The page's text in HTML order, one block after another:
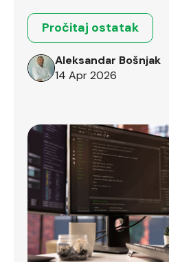
Pročitaj ostatak
Aleksandar Bošnjak
14 Apr 2026